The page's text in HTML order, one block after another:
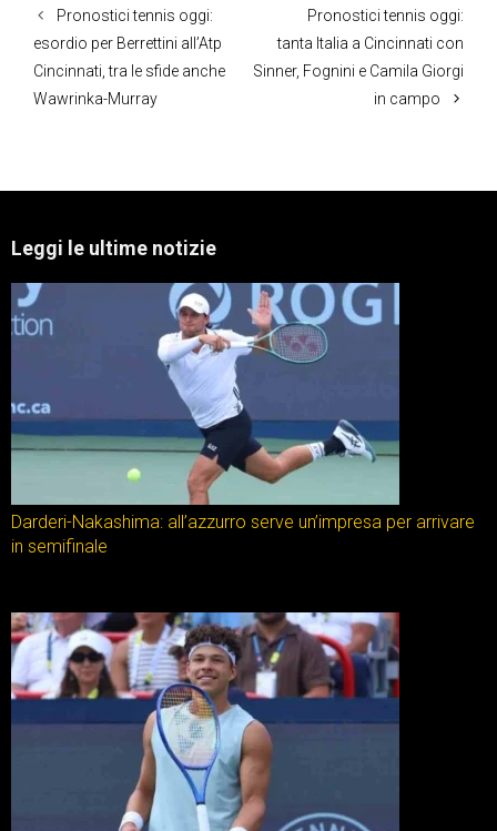
Pronostici tennis oggi:
esordio per Berrettini all’Atp
Cincinnati, tra le sfide anche
Wawrinka-Murray
Pronostici tennis oggi:
tanta Italia a Cincinnati con
Sinner, Fognini e Camila Giorgi
in campo
Leggi le ultime notizie
Darderi-Nakashima: all’azzurro serve un’impresa per arrivare
in semifinale